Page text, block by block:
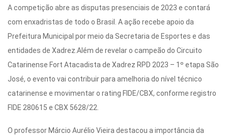
Agenda Cultural
Anuncie
Fale Conosco
A competição abre as disputas presenciais de 2023 e contará
com enxadristas de todo o Brasil. A ação recebe apoio da
Prefeitura Municipal por meio da Secretaria de Esportes e das
entidades de Xadrez.Além de revelar o campeão do Circuito
Catarinense Fort Atacadista de Xadrez RPD 2023 – 1º etapa São
José, o evento vai contribuir para amelhoria do nível técnico
catarinense e movimentar o rating FIDE/CBX, conforme registro
FIDE 280615 e CBX 5628/22.
O professor Márcio Aurélio Vieira destacou a importância da